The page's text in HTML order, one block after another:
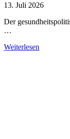
13. Juli 2026
Der
…
Weiterlesen